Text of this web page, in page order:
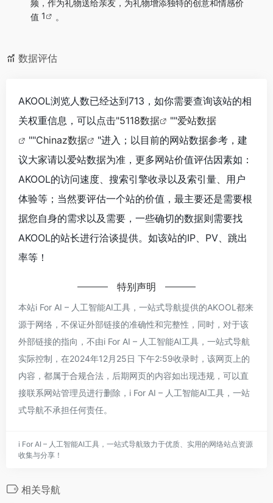
频，作为礼物送给亲友，为礼物增添独特的创意和情感价
值 1 。
数据评估
AKOOL浏览人数已经达到713，如你需要查询该站的相
关权重信息，可以点击"5118数据 ""爱站数据
""Chinaz数据
"进入；以目前的网站数据参考，建
议大家请以爱站数据为准，更多网站价值评估因素如：
AKOOL的访问速度、搜索引擎收录以及索引量、用户
体验等；当然要评估一个站的价值，最主要还是需要根
据您自身的需求以及需要，一些确切的数据则需要找
AKOOL的站长进行洽谈提供。如该站的IP、PV、跳出
率等！
特别声明
本站i For AI – 人工智能AI工具，一站式导航提供的AKOOL都来
源于网络，不保证外部链接的准确性和完整性，同时，对于该
外部链接的指向，不由i For AI – 人工智能AI工具，一站式导航
实际控制，在2024年12月25日 下午2:59收录时，该网页上的
内容，都属于合规合法，后期网页的内容如出现违规，可以直
接联系网站管理员进行删除，i For AI – 人工智能AI工具，一站
式导航不承担任何责任。
i For AI – 人工智能AI工具，一站式导航致力于优质、实用的网络站点资源
收集与分享！
相关导航